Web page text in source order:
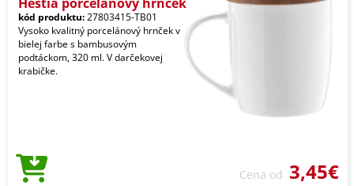
Hestia porcelánový hrnček
kód produktu:27803415-TB01
Vysoko kvalitný porcelánový hrnček v
bielej farbe s bambusovým
podtáckom, 320 ml. V darčekovej
krabičke.
Cena od 3,45€